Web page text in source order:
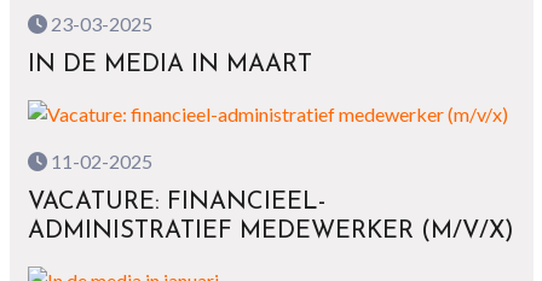
23-03-2025
IN DE MEDIA IN MAART
11-02-2025
VACATURE: FINANCIEEL-
ADMINISTRATIEF MEDEWERKER (M/V/X)